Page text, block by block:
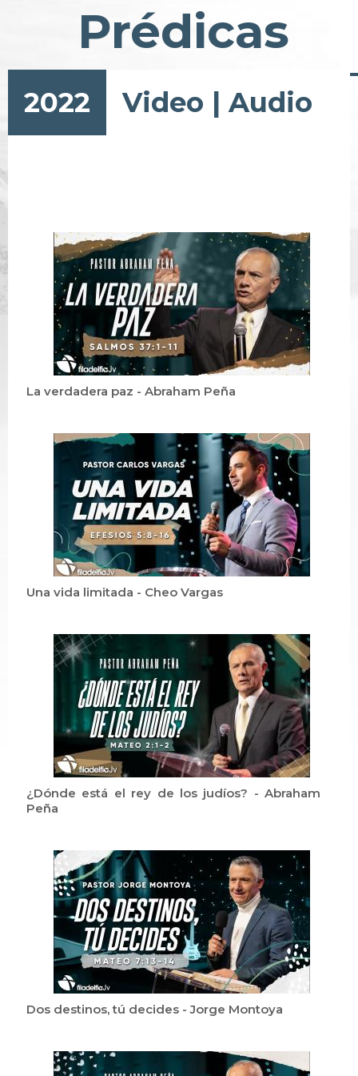
Prédicas
2022 Video | Audio
La verdadera paz - Abraham Peña
Una vida limitada - Cheo Vargas
¿Dónde está el rey de los judíos? - Abraham
Peña
Dos destinos, tú decides - Jorge Montoya
Paginación